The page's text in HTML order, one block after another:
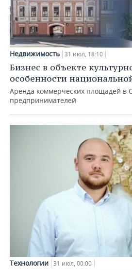
Недвижимость 31 июл, 18:10
Бизнес в объекте
особенности
Аренда коммерческих площадей в
предпринимателей
Технологии 31 июл, 00:00